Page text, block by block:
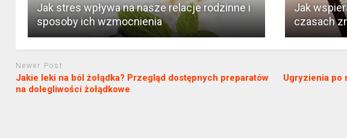
Jak stres wpływa na nasze relacje rodzinne i
sposoby ich wzmocnienia
Jak
czasach
Newer Post
Jakie leki na ból żołądka? Przegląd dostępnych preparatów
na dolegliwości żołądkowe
Ugryzienia po